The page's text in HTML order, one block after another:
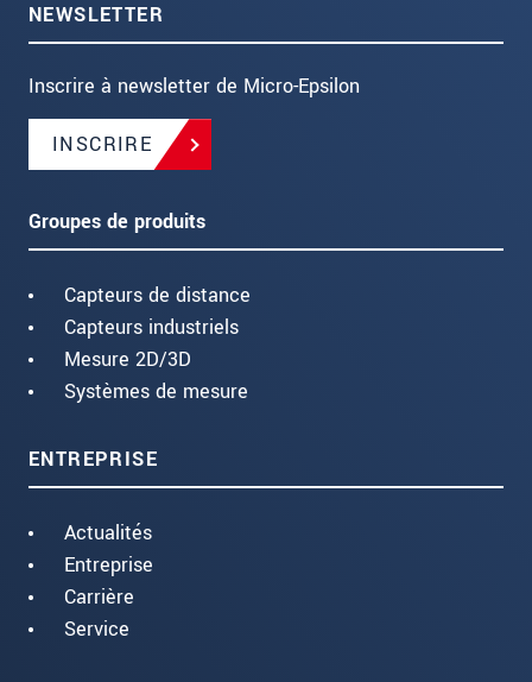
NEWSLETTER
Inscrire à newsletter de Micro-Epsilon
INSCRIRE
Groupes de produits
Capteurs de distance
Capteurs industriels
Mesure 2D/3D
Systèmes de mesure
ENTREPRISE
Actualités
Entreprise
Carrière
Service